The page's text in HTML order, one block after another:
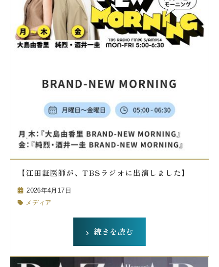
【江田証医師が、TBSラジオに出演しました】
2026年4月17日
メディア
続きを読む